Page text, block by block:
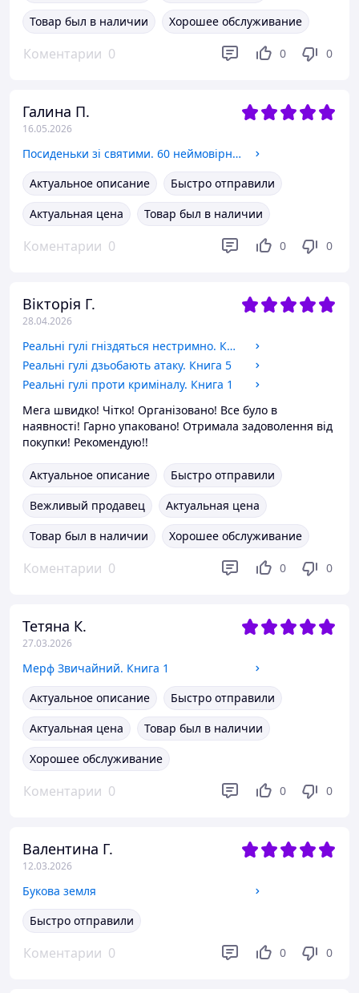
Товар был в наличии
Хорошее обслуживание
Коментарии 0 0 0
Галина П.
16.05.2026
Посиденьки зі святими. 60 неймовірних історій. Життя святих не тільки для дітей
Актуальное описание
Быстро отправили
Актуальная цена
Товар был в наличии
Коментарии 0 0 0
Вікторія Г.
28.04.2026
Реальні гулі гніздяться нестримно. Книга 3
Реальні гулі дзьобають атаку. Книга 5
Реальні гулі проти криміналу. Книга 1
Мега швидко! Чітко! Організовано! Все було в
наявності! Гарно упаковано! Отримала задоволення від
покупки! Рекомендую!!
Актуальное описание
Быстро отправили
Вежливый продавец
Актуальная цена
Товар был в наличии
Хорошее обслуживание
Коментарии 0 0 0
Тетяна К.
27.03.2026
Мерф Звичайний. Книга 1
Актуальное описание
Быстро отправили
Актуальная цена
Товар был в наличии
Хорошее обслуживание
Коментарии 0 0 0
Валентина Г.
12.03.2026
Букова земля
Быстро отправили
Коментарии 0 0 0